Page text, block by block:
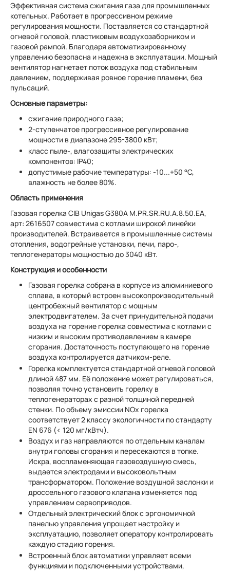
Эффективная система сжигания газа для промышленных
котельных. Работает в прогрессивном режиме
регулирования мощности. Поставляется со стандартной
огневой головой, пластиковым воздухозаборником и
газовой рампой. Благодаря автоматизированному
управлению безопасна и надежна в эксплуатации. Мощный
вентилятор нагнетает поток воздуха под стабильным
давлением, поддерживая ровное горение пламени, без
пульсаций.
Основные параметры:
сжигание природного газа;
2-ступенчатое прогрессивное регулирование
мощности в диапазоне 295-3800 кВт;
класс пыле-, влагозащиты электрических
компонентов: IP40;
допустимые рабочие температуры: -10...+50 °C,
влажность не более 80%.
Область применения
Газовая горелка CIB Unigas G380A M.PR.SR.RU.A.8.50.EA,
арт: 2616507 совместима с котлами широкой линейки
производителей. Встраивается в промышленные системы
отопления, водогрейные установки, печи, паро-,
теплогенераторы мощностью до 3040 кВт.
Конструкция и особенности
Газовая горелка собрана в корпусе из алюминиевого
сплава, в который встроен высокопроизводительный
центробежный вентилятор с мощным
электродвигателем. За счет принудительной подачи
воздуха на горение горелка совместима с котлами с
низким и высоким противодавлением в камере
сгорания. Достаточность поступающего на горение
воздуха контролируется датчиком-реле.
Горелка комплектуется стандартной огневой головой
длиной 487 мм. Её положение может регулироваться,
позволяя точно установить горелку в
теплогенераторах с разной толщиной передней
стенки. По объему эмиссии NОx горелка
соответствует 2 классу экологичности по стандарту
EN 676 (< 120 мг/кВтч).
Воздух и газ направляются по отдельным каналам
внутри головы сгорания и пересекаются в топке.
Искра, воспламеняющая газовоздушную смесь,
выдается электродами и высоковольтным
трансформатором. Положение воздушной заслонки и
дроссельного газового клапана изменяется под
управлением сервоприводов.
Отдельный электрический блок с эргономичной
панелью управления упрощает настройку и
эксплуатацию, позволяет оператору контролировать
каждую стадию горения.
Встроенный блок автоматики управляет всеми
функциями и подключенными устройствами,